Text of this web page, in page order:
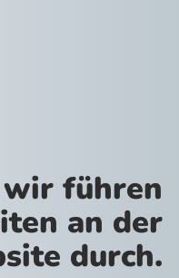
führen
an der
durch.